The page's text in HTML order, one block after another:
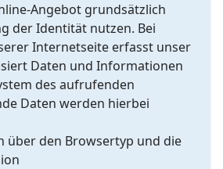
Angebot grundsätzlich
der Identität nutzen. Bei
Internetseite erfasst unser
Daten und Informationen
des aufrufenden
Daten werden hierbei
den Browsertyp und die